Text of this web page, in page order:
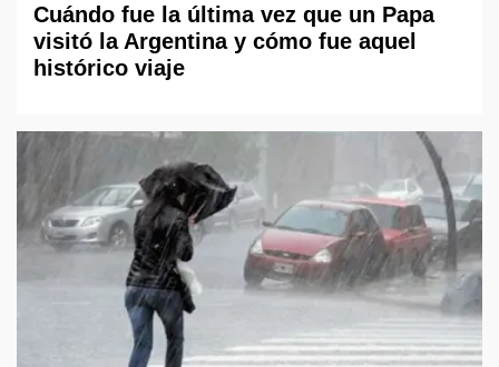
Cuándo fue la última vez que un Papa
visitó la Argentina y cómo fue aquel
histórico viaje